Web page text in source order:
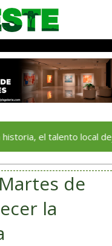
talento local deja huella
de
la